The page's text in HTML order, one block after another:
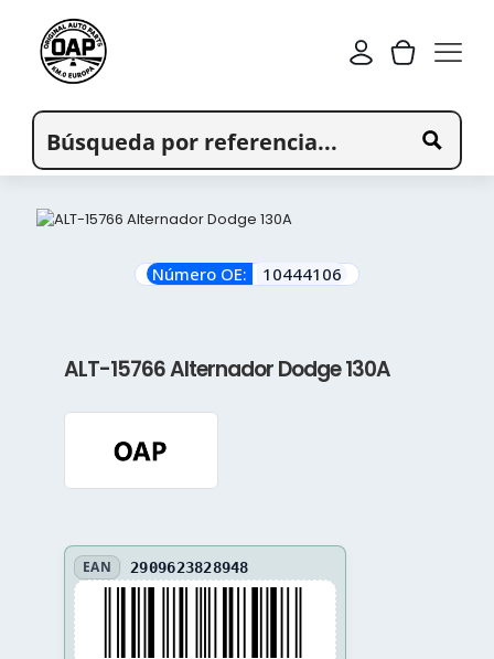
Número OE: 10444106
ALT-15766 Alternador Dodge 130A
EAN 2909623828948